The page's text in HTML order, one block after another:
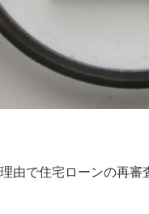
由で住宅ローンの再